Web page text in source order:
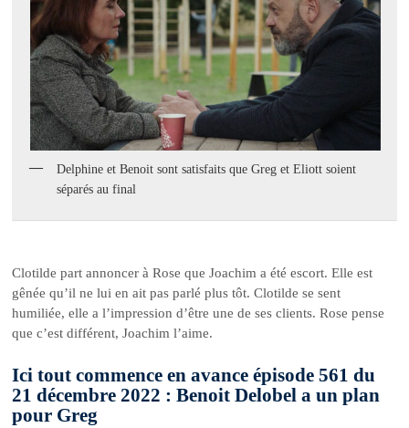
Delphine et Benoit sont satisfaits que Greg et Eliott soient
séparés au final
Clotilde part annoncer à Rose que Joachim a été escort. Elle est
gênée qu’il ne lui en ait pas parlé plus tôt. Clotilde se sent
humiliée, elle a l’impression d’être une de ses clients. Rose pense
que c’est différent, Joachim l’aime.
Ici tout commence en avance épisode 561 du
21 décembre 2022 : Benoit Delobel a un plan
pour Greg